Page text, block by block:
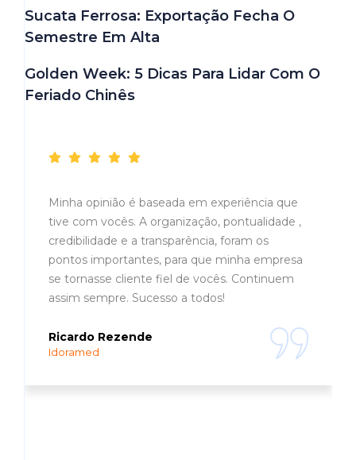
Sucata Ferrosa: Exportação Fecha O
Semestre Em Alta
Golden Week: 5 Dicas Para Lidar Com O
Feriado Chinês
Minha opinião é baseada em experiência que
tive com vocês. A organização, pontualidade ,
credibilidade e a transparência, foram os
pontos importantes, para que minha empresa
se tornasse cliente fiel de vocês. Continuem
assim sempre. Sucesso a todos!
Ricardo Rezende
Idoramed